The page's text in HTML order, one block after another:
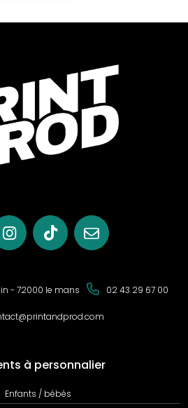
mieux comprendre votre corps
sport, vous devez vous fixer un
: maintenir son poids,
améliorer sa capacité
choisirez alors votre activité
vos attentes.
à faire est de rechercher les
besoin et de conserver un
à avoir confiance en vous et en
De cette façon, vous serez plus
enclin à vous dépasser.
la natation, faire de la randonnée
aller faire du fitness ou de la
desvêtements de sport
individuel
- 72000 le mans 02 43 29 67 00
à personnalier
Enfants / bébés